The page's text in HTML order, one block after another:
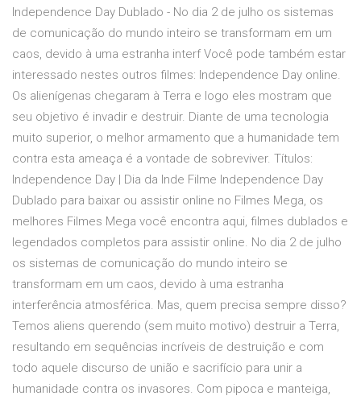
Independence Day Dublado - No dia 2 de julho os sistemas
de comunicação do mundo inteiro se transformam em um
caos, devido à uma estranha interf Você pode também estar
interessado nestes outros filmes: Independence Day online.
Os alienígenas chegaram à Terra e logo eles mostram que
seu objetivo é invadir e destruir. Diante de uma tecnologia
muito superior, o melhor armamento que a humanidade tem
contra esta ameaça é a vontade de sobreviver. Títulos:
Independence Day | Dia da Inde Filme Independence Day
Dublado para baixar ou assistir online no Filmes Mega, os
melhores Filmes Mega você encontra aqui, filmes dublados e
legendados completos para assistir online. No dia 2 de julho
os sistemas de comunicação do mundo inteiro se
transformam em um caos, devido à uma estranha
interferência atmosférica. Mas, quem precisa sempre disso?
Temos aliens querendo (sem muito motivo) destruir a Terra,
resultando em sequências incríveis de destruição e com
todo aquele discurso de união e sacrifício para unir a
humanidade contra os invasores. Com pipoca e manteiga,